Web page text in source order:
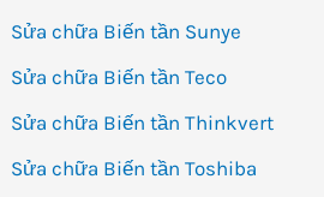
Sửa chữa Biến tần Sunye
Sửa chữa Biến tần Teco
Sửa chữa Biến tần Thinkvert
Sửa chữa Biến tần Toshiba